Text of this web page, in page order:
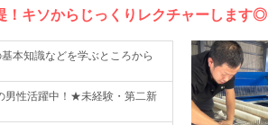
！キソからじっくりレクチャーします◎
本知識などを学ぶところから
男性活躍中！★未経験・第二新